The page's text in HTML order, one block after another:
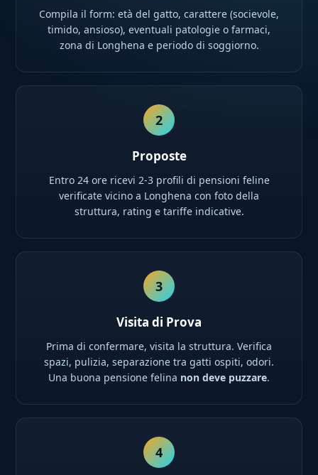
Compila il form: età del gatto, carattere (socievole,
timido, ansioso), eventuali patologie o farmaci,
zona di Longhena e periodo di soggiorno.
2
Proposte
Entro 24 ore ricevi 2-3 profili di pensioni feline
verificate vicino a Longhena con foto della
struttura, rating e tariffe indicative.
3
Visita di Prova
Prima di confermare, visita la struttura. Verifica
spazi, pulizia, separazione tra gatti ospiti, odori.
Una buona pensione felina non deve puzzare.
4